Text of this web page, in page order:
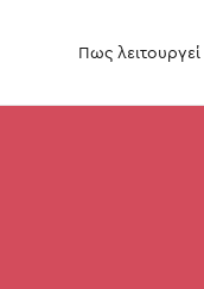
Πως λειτουργεί